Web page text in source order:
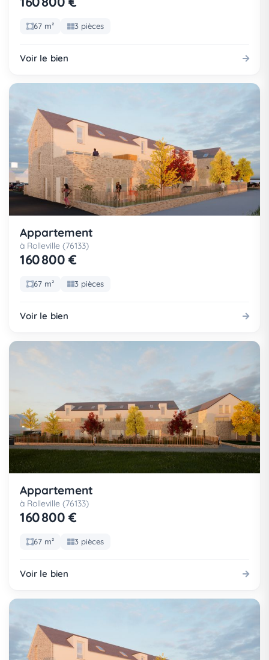
67 m² 3 pièces
Voir le bien
Appartement
à Rolleville (76133)
160 800 €
67 m² 3 pièces
Voir le bien
Appartement
à Rolleville (76133)
160 800 €
67 m² 3 pièces
Voir le bien